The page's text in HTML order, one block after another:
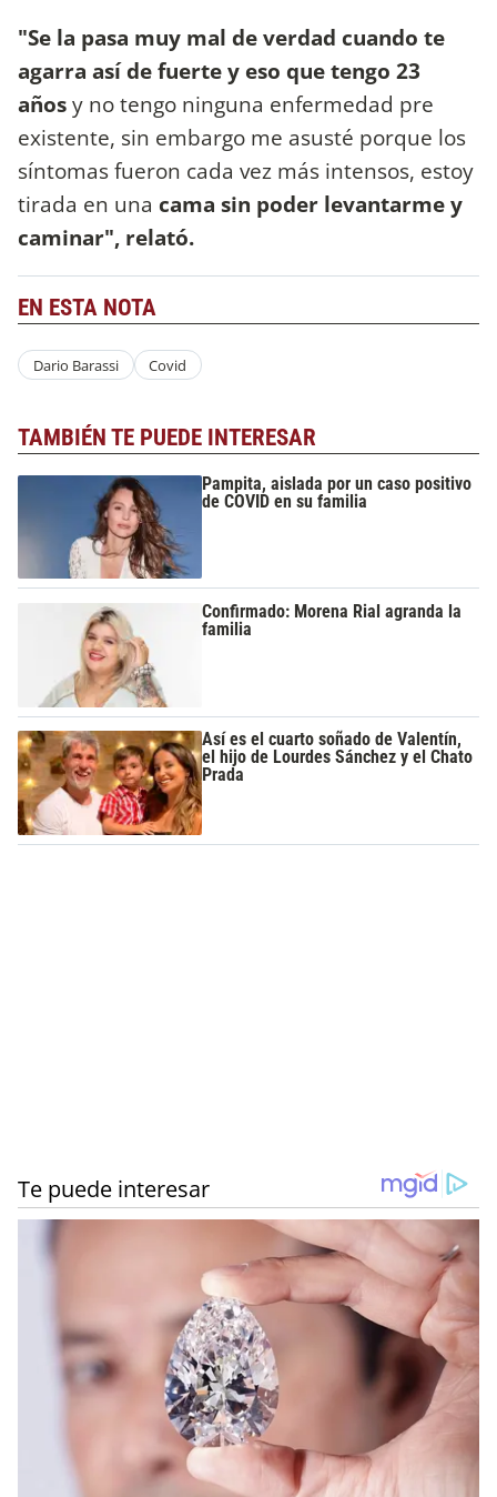
"Se la pasa muy mal de verdad cuando te
agarra así de fuerte y eso que tengo 23
añosy no tengo ninguna enfermedad pre
existente, sin embargo me asusté porque los
síntomas fueron cada vez más intensos, estoy
tirada en una cama sin poder levantarme y
caminar", relató.
EN ESTA NOTA
Dario Barassi Covid
TAMBIÉN TE PUEDE INTERESAR
Pampita, aislada por un caso positivo
de COVID en su familia
Confirmado: Morena Rial agranda la
familia
Así es el cuarto soñado de Valentín,
el hijo de Lourdes Sánchez y el Chato
Prada